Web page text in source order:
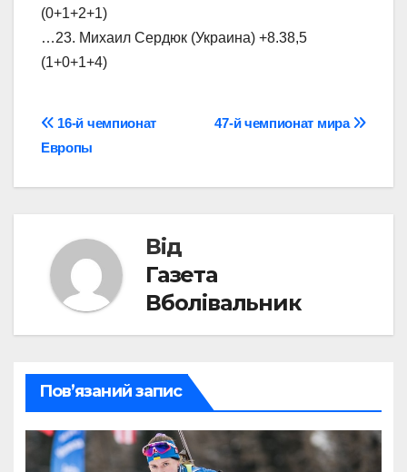
(0+1+2+1)
…23. Михаил Сердюк (Украина) +8.38,5
(1+0+1+4)
Навігація
записів
47-й чемпионат мира
16-й чемпионат
Европы
Від
Газета
Вболівальник
Пов’язаний запис